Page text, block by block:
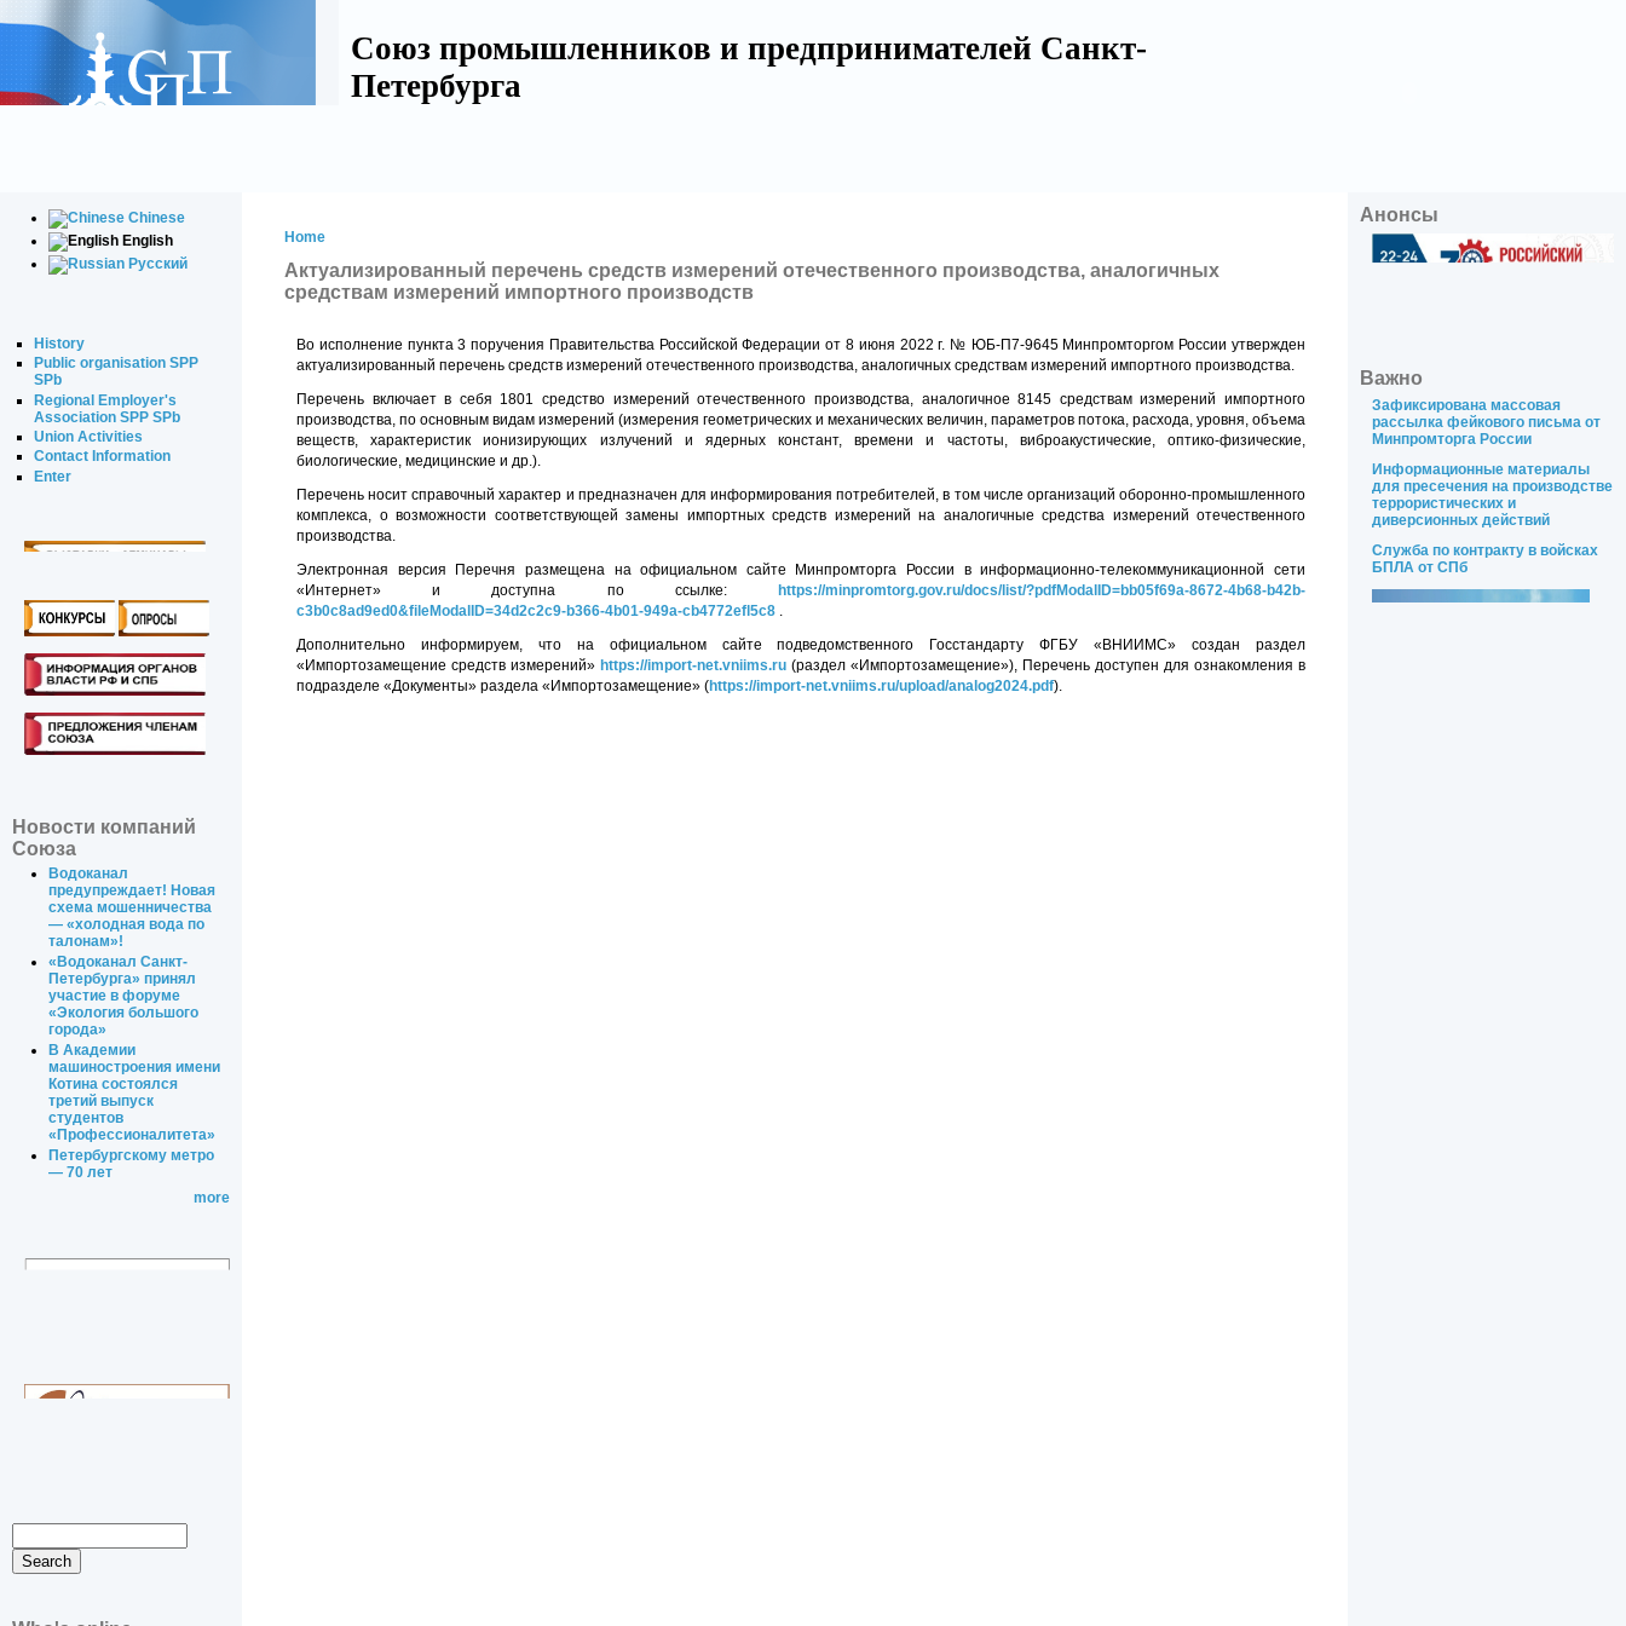
Союз промышленников и предпринимателей Санкт-
Петербурга
Chinese
English
Русский
History
Public organisation SPP
SPb
Regional Employer's
Association SPP SPb
Union Activities
Contact Information
Enter
Новости компаний
Союза
Водоканал
предупреждает! Новая
схема мошенничества
— «холодная вода по
талонам»!
«Водоканал Санкт-
Петербурга» принял
участие в форуме
«Экология большого
города»
В Академии
машиностроения имени
Котина состоялся
третий выпуск
студентов
«Профессионалитета»
Петербургскому метро
— 70 лет
more
Home
Актуализированный перечень средств измерений отечественного производства, аналогичных
средствам измерений импортного производств
Во исполнение пункта 3 поручения Правительства Российской Федерации от 8 июня 2022 г. № ЮБ-П7-9645 Минпромторгом России утвержден
актуализированный перечень средств измерений отечественного производства, аналогичных средствам измерений импортного производства.
Перечень включает в себя 1801 средство измерений отечественного производства, аналогичное 8145 средствам измерений импортного
производства, по основным видам измерений (измерения геометрических и механических величин, параметров потока, расхода, уровня, объема
веществ, характеристик ионизирующих излучений и ядерных констант, времени и частоты, виброакустические, оптико-физические,
биологические, медицинские и др.).
Перечень носит справочный характер и предназначен для информирования потребителей, в том числе организаций оборонно-промышленного
комплекса, о возможности соответствующей замены импортных средств измерений на аналогичные средства измерений отечественного
производства.
Электронная версия Перечня размещена на официальном сайте Минпромторга России в информационно-телекоммуникационной сети
«Интернет» и доступна по ссылке:
https://minpromtorg.gov.ru/docs/list/?pdfModalID=bb05f69a-8672-4b68-b42b-
c3b0c8ad9ed0&fileModalID=34d2c2c9-b366-4b01-949a-cb4772efl5c8 .
Дополнительно информируем, что на официальном сайте подведомственного Госстандарту ФГБУ «ВНИИМС» создан раздел
«Импортозамещение средств измерений» https://import-net.vniims.ru (раздел «Импортозамещение»), Перечень доступен для ознакомления в
подразделе «Документы» раздела «Импортозамещение» (https://import-net.vniims.ru/upload/analog2024.pdf).
Анонсы
Важно
Зафиксирована массовая
рассылка фейкового письма от
Минпромторга России
Информационные материалы
для пресечения на производстве
террористических и
диверсионных действий
Служба по контракту в войсках
БПЛА от СПб